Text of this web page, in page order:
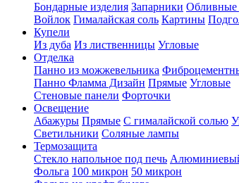
Бондарные изделия Запарники Обливные
Войлок Гималайская соль Картины
Купели
Из дуба Из лиственницы Угловые
Отделка
Панно из можжевельника
Панно Фламма Дизайн Прямые Угловые
Стеновые панели Форточки
Освещение
Абажуры Прямые С гималайской солью
Светильники Соляные лампы
Термозащита
Стекло напольное под печь
Фольга 100 микрон 50 микрон